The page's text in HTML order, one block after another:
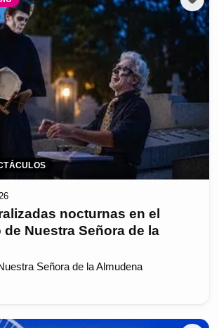
nocturnas en el
de Nuestra Señora de la
Señora de la Almudena